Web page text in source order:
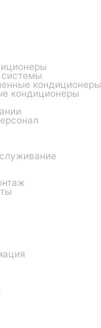
кондиционеры
кондиционеры